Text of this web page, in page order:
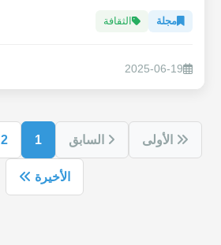
مجلة الثقافة
2025-06-19
الأولى السابق 1
2
الأخيرة